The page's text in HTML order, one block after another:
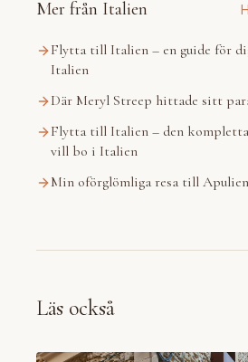
Mer från Italien
Flytta till Italien – en guide för
Italien
Där Meryl Streep hittade sitt
Flytta till Italien – den
vill bo i Italien
Min oförglömliga resa till Apulien
Läs också